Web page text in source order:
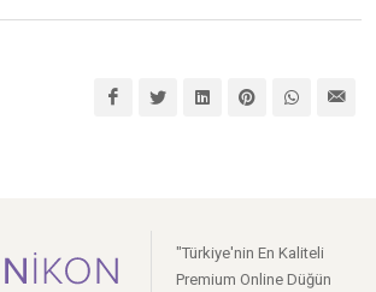
"Türkiye'nin En Kaliteli
Premium Online Düğün